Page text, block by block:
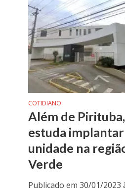
COTIDIANO
Além de Pirituba,
estuda
unidade na
Verde
Publicado em 30/01/2023